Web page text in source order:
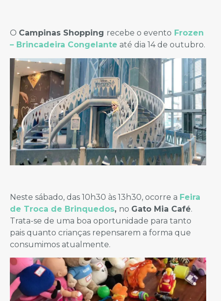
O Campinas Shopping recebe o evento Frozen
– Brincadeira Congelante até dia 14 de outubro.
Neste sábado, das 10h30 às 13h30, ocorre a Feira
de Troca de Brinquedos, no Gato Mia Café.
Trata-se de uma boa oportunidade para tanto
pais quanto crianças repensarem a forma que
consumimos atualmente.